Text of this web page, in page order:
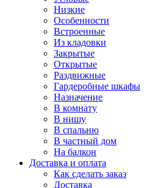
Низкие
Особенности
Встроенные
Из кладовки
Закрытые
Открытые
Раздвижные
Гардеробные шкафы
Назначение
В комнату
В нишу
В спальню
В частный дом
На балкон
Доставка и оплата
Как сделать заказ
Доставка